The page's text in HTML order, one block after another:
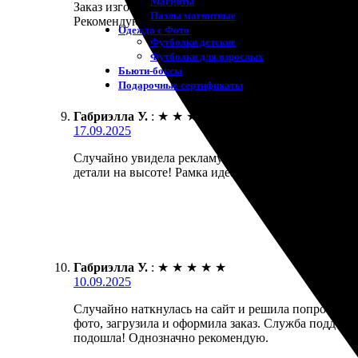
Пазлы магнитные
Одежда с Фото
Футболки детские
Футболки для взрослых
Бьюти-боксы
Подарочные сертификаты
Заказ изготовили быстро, пришел даже раньше,
Рекомендую!
Габриэлла У. : ★ ★ ★
17.09.2025
Случайно увидела рекламу и решила попробовать.
детали на высоте! Рамка идеально подошла,
Габриэлла У. : ★ ★ ★ ★ ★
10.09.2025
Случайно наткнулась на сайт и решила
фото, загрузила и оформила заказ. Служба
подошла! Однозначно рекомендую.